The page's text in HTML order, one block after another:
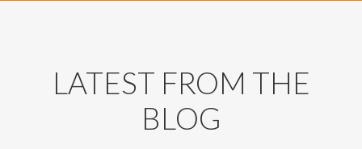
LATEST FROM THE
BLOG